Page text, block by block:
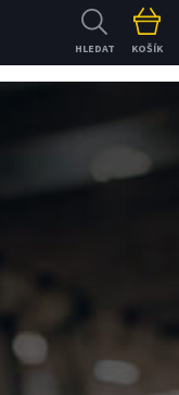
HLEDAT KOŠÍK